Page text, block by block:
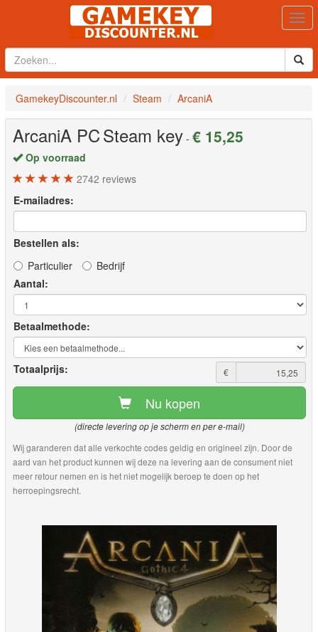
GamekeyDiscounter.nl Steam ArcaniA
ArcaniA PCSteam key - € 15,25
Op voorraad
2742 reviews
E-mailadres:
Bestellen als:
Particulier
Bedrijf
Aantal:
Betaalmethode:
Totaalprijs: €
Nu kopen
(directe levering op je scherm en per e-mail)
Wij garanderen dat alle verkochte codes geldig en origineel zijn. Door de
aard van het product kunnen wij deze na levering aan de consument niet
meer retour nemen en is het niet mogelijk beroep te doen op het
herroepingsrecht.